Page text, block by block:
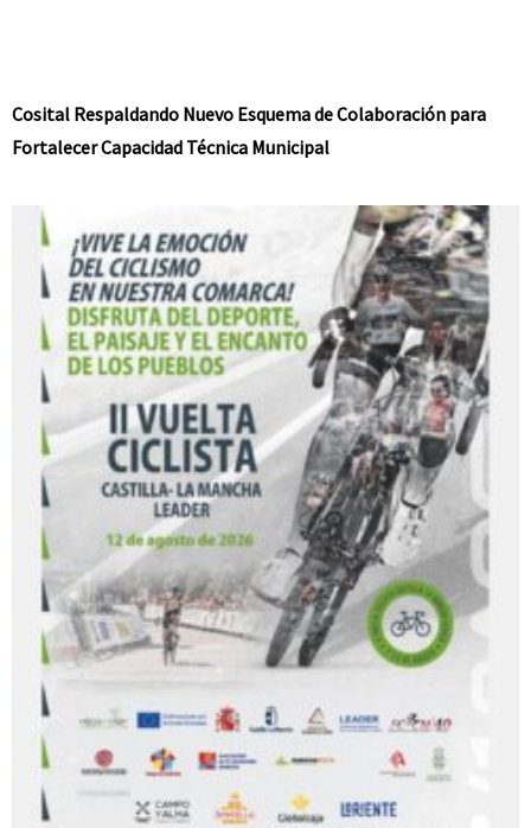
Cosital Respaldando Nuevo Esquema de Colaboración para
Fortalecer Capacidad Técnica Municipal